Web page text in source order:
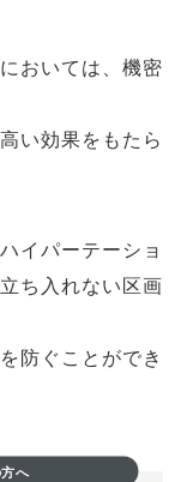
おいては、機密
い効果をもたら
イパーテーショ
ち入れない区画
防ぐことができ
へ